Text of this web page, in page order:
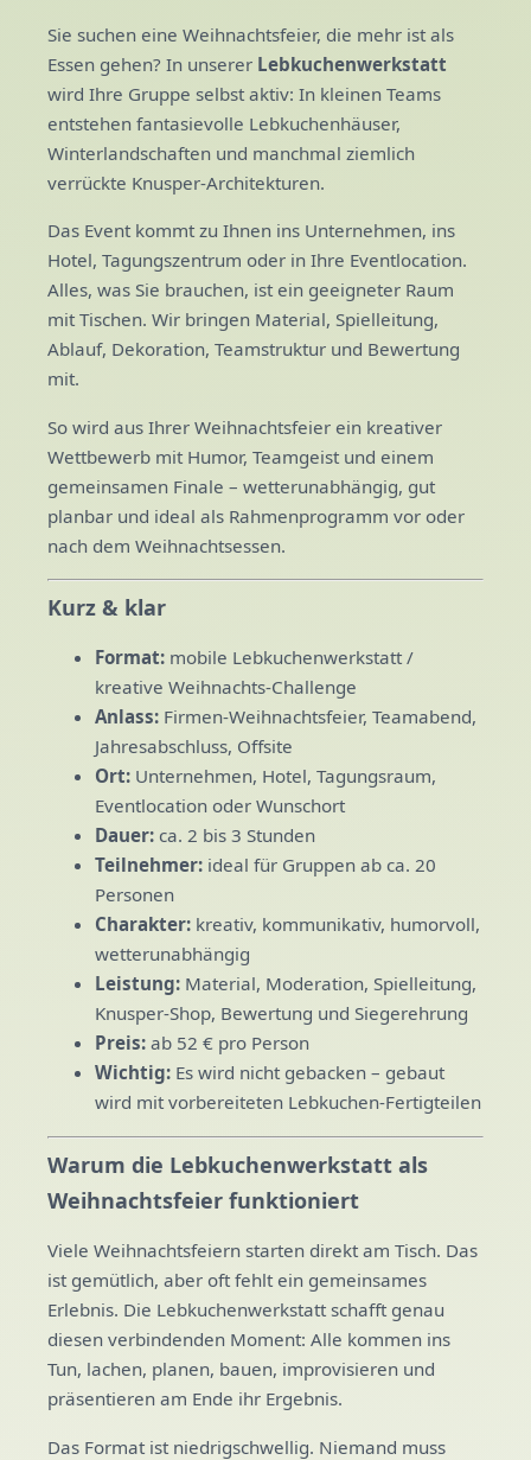
Sie suchen eine Weihnachtsfeier, die mehr ist als
Essen gehen? In unserer Lebkuchenwerkstatt
wird Ihre Gruppe selbst aktiv: In kleinen Teams
entstehen fantasievolle Lebkuchenhäuser,
Winterlandschaften und manchmal ziemlich
verrückte Knusper-Architekturen.
Das Event kommt zu Ihnen ins Unternehmen, ins
Hotel, Tagungszentrum oder in Ihre Eventlocation.
Alles, was Sie brauchen, ist ein geeigneter Raum
mit Tischen. Wir bringen Material, Spielleitung,
Ablauf, Dekoration, Teamstruktur und Bewertung
mit.
So wird aus Ihrer Weihnachtsfeier ein kreativer
Wettbewerb mit Humor, Teamgeist und einem
gemeinsamen Finale – wetterunabhängig, gut
planbar und ideal als Rahmenprogramm vor oder
nach dem Weihnachtsessen.
Kurz & klar
Format: mobile Lebkuchenwerkstatt /
kreative Weihnachts-Challenge
Anlass: Firmen-Weihnachtsfeier, Teamabend,
Jahresabschluss, Offsite
Ort: Unternehmen, Hotel, Tagungsraum,
Eventlocation oder Wunschort
Dauer: ca. 2 bis 3 Stunden
Teilnehmer: ideal für Gruppen ab ca. 20
Personen
Charakter: kreativ, kommunikativ, humorvoll,
wetterunabhängig
Leistung: Material, Moderation, Spielleitung,
Knusper-Shop, Bewertung und Siegerehrung
Preis: ab 52 € pro Person
Wichtig: Es wird nicht gebacken – gebaut
wird mit vorbereiteten Lebkuchen-Fertigteilen
Warum die Lebkuchenwerkstatt als
Weihnachtsfeier funktioniert
Viele Weihnachtsfeiern starten direkt am Tisch. Das
ist gemütlich, aber oft fehlt ein gemeinsames
Erlebnis. Die Lebkuchenwerkstatt schafft genau
diesen verbindenden Moment: Alle kommen ins
Tun, lachen, planen, bauen, improvisieren und
präsentieren am Ende ihr Ergebnis.
Das Format ist niedrigschwellig. Niemand muss